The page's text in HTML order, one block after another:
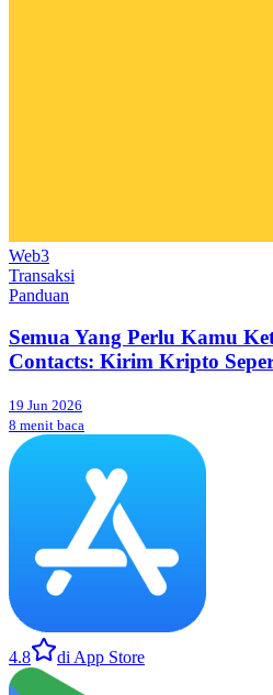
Web3
Transaksi
Panduan
Semua Yang Perlu Kamu
Contacts: Kirim Kripto
19 Jun 2026
8 menit baca
4.8 di App Store